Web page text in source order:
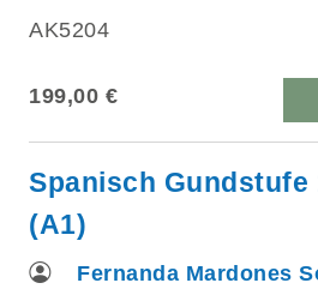
AK5204
199,00 €
Spanisch Gundstufe
(A1)
Fernanda Mardones